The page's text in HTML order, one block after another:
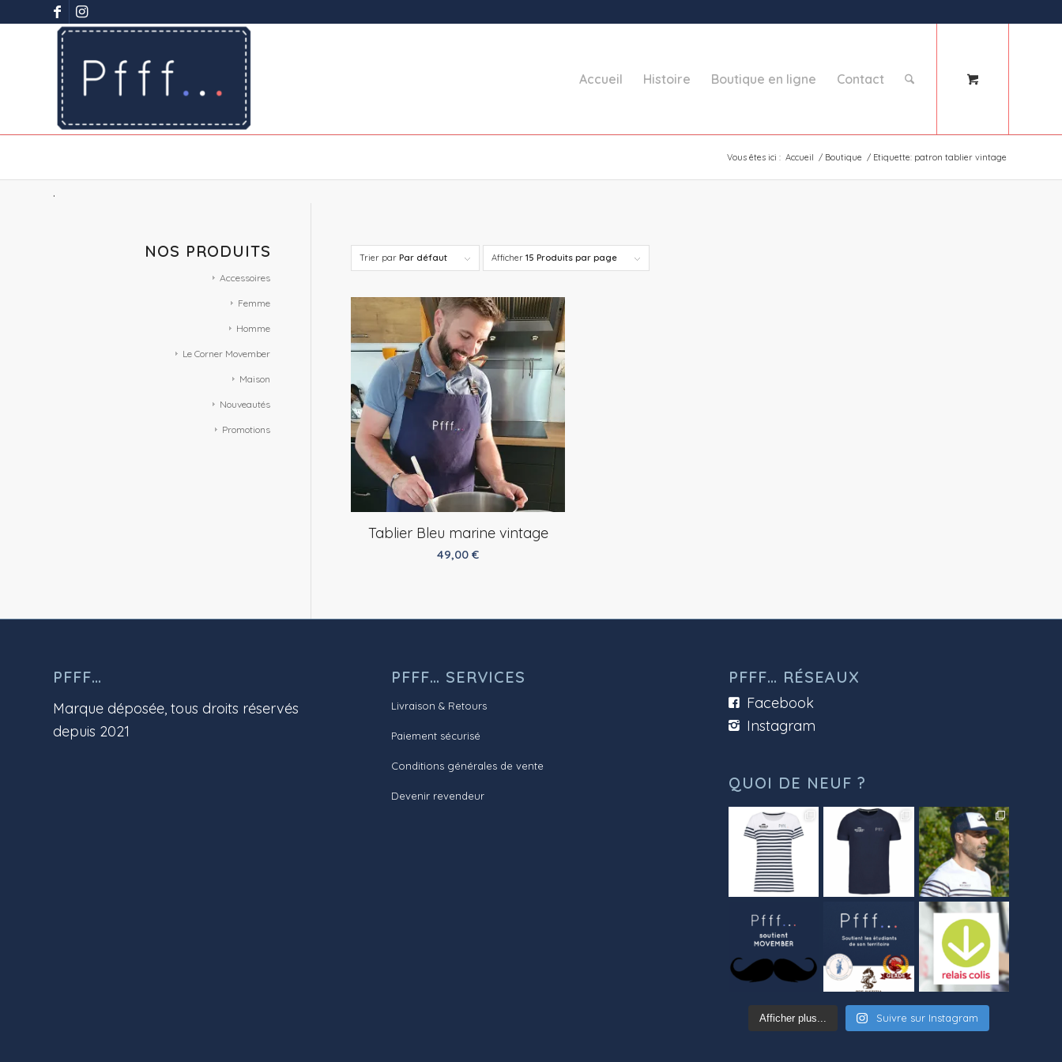
Accueil Histoire Boutique en ligne Contact
Vous êtes ici : Accueil / Boutique / Etiquette: patron tablier vintage
.
Trier par Par défaut Afficher 15 Produits par page
Tablier Bleu marine vintage
49,00€
NOS PRODUITS
Accessoires
Femme
Homme
Le Corner Movember
Maison
Nouveautés
Promotions
PFFF…
Marque déposée, tous droits réservés
depuis 2021
PFFF… SERVICES
Livraison & Retours
Paiement sécurisé
Conditions générales de vente
Devenir revendeur
PFFF… RÉSEAUX
Facebook
Instagram
QUOI DE NEUF ?
Afficher plus... Suivre sur Instagram